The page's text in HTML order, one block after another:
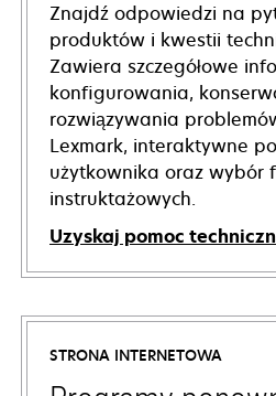
Znajdź odpowiedzi na
produktów i kwestii
Zawiera szczegółowe
konfigurowania,
rozwiązywania
Lexmark, interaktywne
użytkownika oraz wybór
instruktażowych.
Uzyskaj pomoc
opens
in
new
tab
STRONA INTERNETOWA